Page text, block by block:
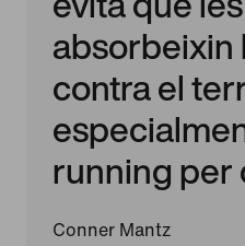
contra el
running per
Conner Mantz